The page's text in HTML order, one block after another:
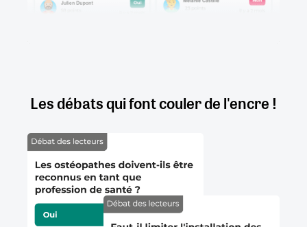
Les débats qui font couler de l'encre !